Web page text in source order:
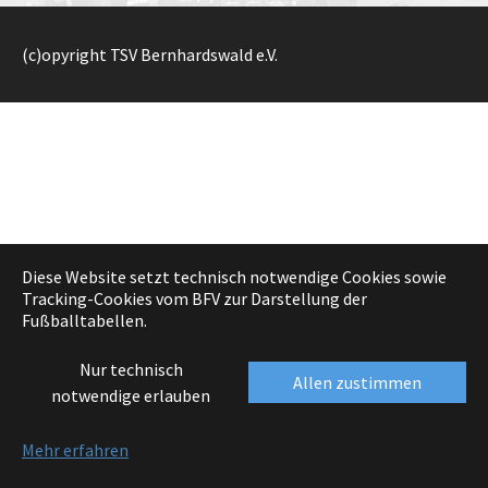
Diese Website setzt technisch notwendige Cookies sowie
Tracking-Cookies vom BFV zur Darstellung der
Fußballtabellen.
Nur technisch
notwendige erlauben
Allen zustimmen
Mehr erfahren
(c)opyright TSV Bernhardswald e.V.